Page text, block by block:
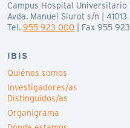
Campus Hospital Universitario
Avda. Manuel Siurot s/n | 41013
Tel. 955 923 000 | Fax 955 923
IBIS
Quiénes somos
Investigadores/as
Distinguidos/as
Organigrama